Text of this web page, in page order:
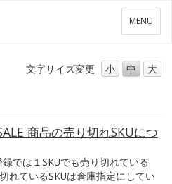
メ
ニ
ー
MENU
文字サイズ変更 小 中 大
商品の売り切れSKUにつ
では１SKUでも売り切れている
れているSKUは倉庫指定にしてい